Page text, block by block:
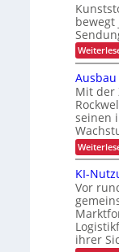
Ausbau
Mit der
seinen
KI-
Vor
ihrer